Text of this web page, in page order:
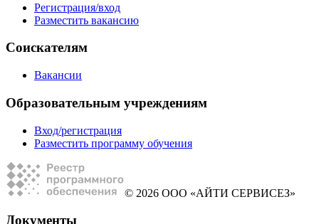
Регистрация/вход
Разместить вакансию
Соискателям
Вакансии
Образовательным учреждениям
Вход/регистрация
Разместить программу обучения
© 2026 ООО «АЙТИ СЕРВИСЕЗ»
Документы